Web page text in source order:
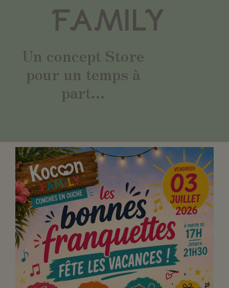
FAMILY
Un concept Store
pour un temps à
part...